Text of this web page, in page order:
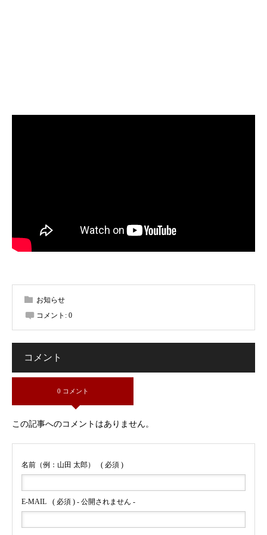
お知らせ
コメント: 0
コメント
0 コメント
この記事へのコメントはありません。
名前（例：山田 太郎） ( 必須 )
E-MAIL ( 必須 ) - 公開されません -